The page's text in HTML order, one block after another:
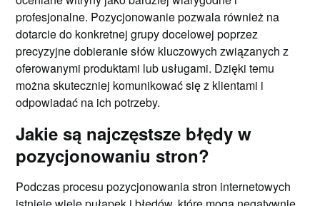
profesjonalne. Pozycjonowanie pozwala również na
dotarcie do konkretnej grupy docelowej poprzez
precyzyjne dobieranie słów kluczowych związanych z
oferowanymi produktami lub usługami. Dzięki temu
można skuteczniej komunikować się z klientami i
odpowiadać na ich potrzeby.
Jakie są najczęstsze błędy w
pozycjonowaniu stron?
Podczas procesu pozycjonowania stron internetowych